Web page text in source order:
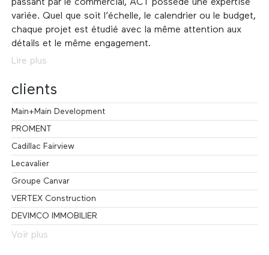
passant par le commercial, ACT possède une expertise
variée. Quel que soit l’échelle, le calendrier ou le budget,
chaque projet est étudié avec la même attention aux
détails et le même engagement.
Lire plus
clients
Main+Main Development
PROMENT
Cadillac Fairview
Lecavalier
Groupe Canvar
VERTEX Construction
DEVIMCO IMMOBILIER
Voir plus